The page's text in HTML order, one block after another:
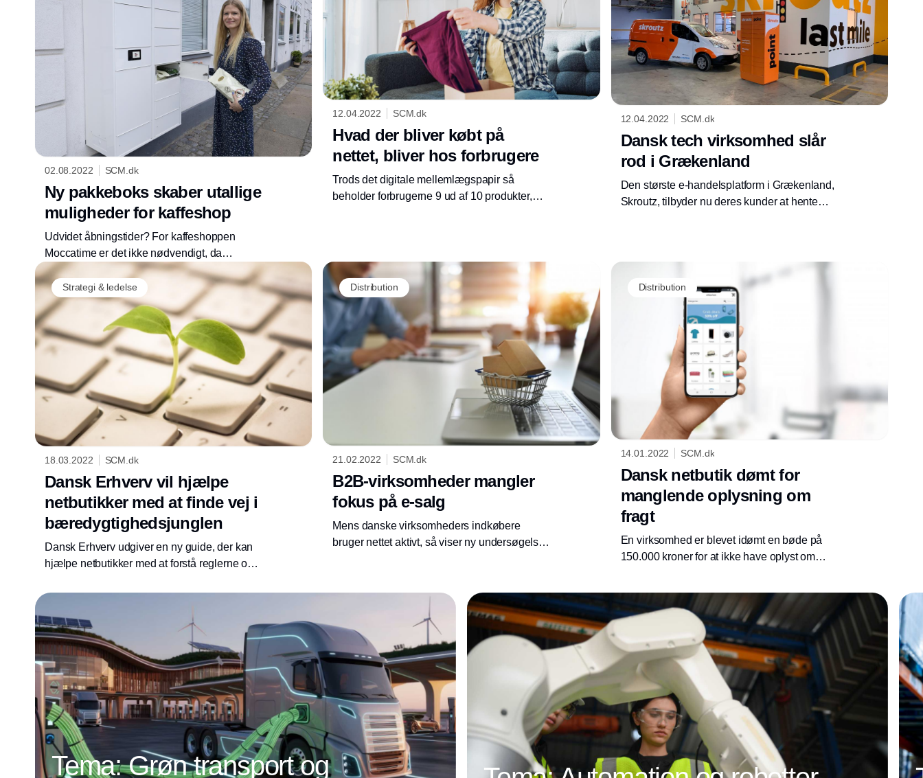
02.08.2022 SCM.dk
Ny pakkeboks skaber utallige
muligheder for kaffeshop
Udvidet åbningstider? For kaffeshoppen
Moccatime er det ikke nødvendigt, da
virksomheden i stedet har anskaffet sig en
pakkeboks, hvor kunderne i stedet kan hente
deres kaffelevering på alle tider af døgnet.
12.04.2022 SCM.dk
Hvad der bliver købt på
nettet, bliver hos forbrugere
Trods det digitale mellemlægspapir så
beholder forbrugerne 9 ud af 10 produkter,
forbrugere beholder varer, de egentlig ikke vil
bruge.
12.04.2022 SCM.dk
Dansk tech virksomhed slår
rod i Grækenland
Den største e-handelsplatform i Grækenland,
Skroutz, tilbyder nu deres kunder at hente
Annonce
Strategi & ledelse
18.03.2022 SCM.dk
Dansk Erhverv vil hjælpe
netbutikker med at finde vej i
bæredygtighedsjunglen
Dansk Erhverv udgiver en ny guide, der kan
hjælpe netbutikker med at forstå reglerne om
bæredygtighedsbegrebet, grøn
miljømærkeanvendelse.
Distribution
21.02.2022 SCM.dk
B2B-virksomheder mangler
fokus på e-salg
Mens danske virksomheders indkøbere
bruger nettet aktivt, så viser ny undersøgelse
Distribution
14.01.2022 SCM.dk
Dansk netbutik dømt for
manglende oplysning om
fragt
En virksomhed er blevet idømt en bøde på
150.000 kroner for at ikke have oplyst om
indregnet obligatoriske omkostninger i prisen
for trailere, men blev frifundet i de tilfælde,
hvor prisen for trailere var angivet næsten lige
tydeligt både med og uden obligatoriske
omkostninger.
Tema: Grøn transport og